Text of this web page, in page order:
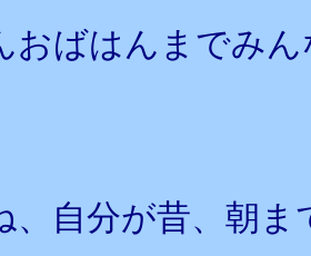
おばはんまでみ
、自分が昔、朝